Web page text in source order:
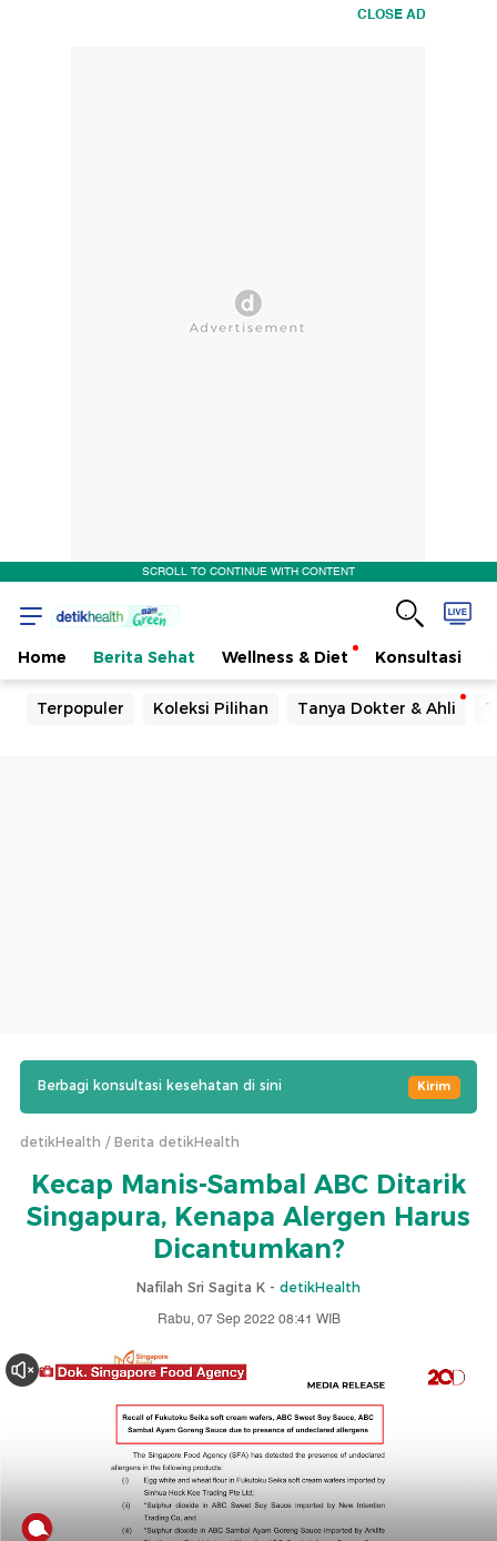
CLOSE AD
SCROLL TO CONTINUE WITH CONTENT
Home Berita Sehat Wellness & Diet Konsultasi
Terpopuler Koleksi Pilihan Tanya Dokter & Ahli
Berbagi konsultasi kesehatan di sini Kirim
detikHealth Berita detikHealth
Kecap Manis-Sambal ABC Ditarik
Singapura, Kenapa Alergen Harus
Dicantumkan?
Nafilah Sri Sagita K - detikHealth
Rabu, 07 Sep 2022 08:41 WIB